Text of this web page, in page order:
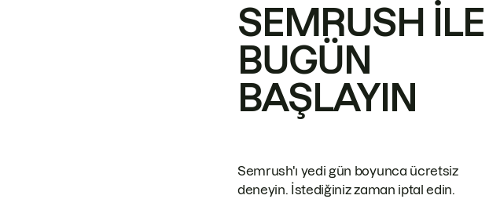
SEMRUSH ILE
BUGÜN
BAŞLAYIN
Semrush'ı yedi gün boyunca ücretsiz
deneyin. İstediğiniz zaman iptal edin.